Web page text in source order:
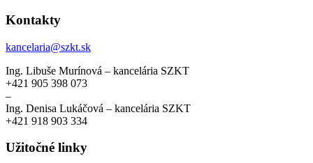
Kontakty
kancelaria@szkt.sk
Ing. Libuše Murínová – kancelária SZKT
+421 905 398 073
–
Ing. Denisa Lukáčová – kancelária SZKT
+421 918 903 334
Užitočné linky